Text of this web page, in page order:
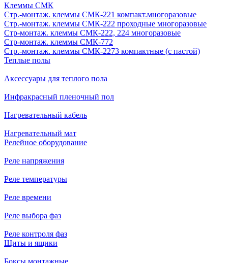
Клеммы СМК
Стр.-монтаж. клеммы СМК-221 компакт.многоразовые
Стр.-монтаж. клеммы СМК-222 проходные многоразовые
Стр-монтаж. клеммы СМК-222, 224 многоразовые
Стр-монтаж. клеммы СМК-772
Стр.-монтаж. клеммы СМК-2273 компактные (с пастой)
Теплые полы
Аксессуары для теплого пола
Инфракрасный пленочный пол
Нагревательный кабель
Нагревательный мат
Релейное оборудование
Реле напряжения
Реле температуры
Реле времени
Реле выбора фаз
Реле контроля фаз
Щиты и ящики
Боксы монтажные